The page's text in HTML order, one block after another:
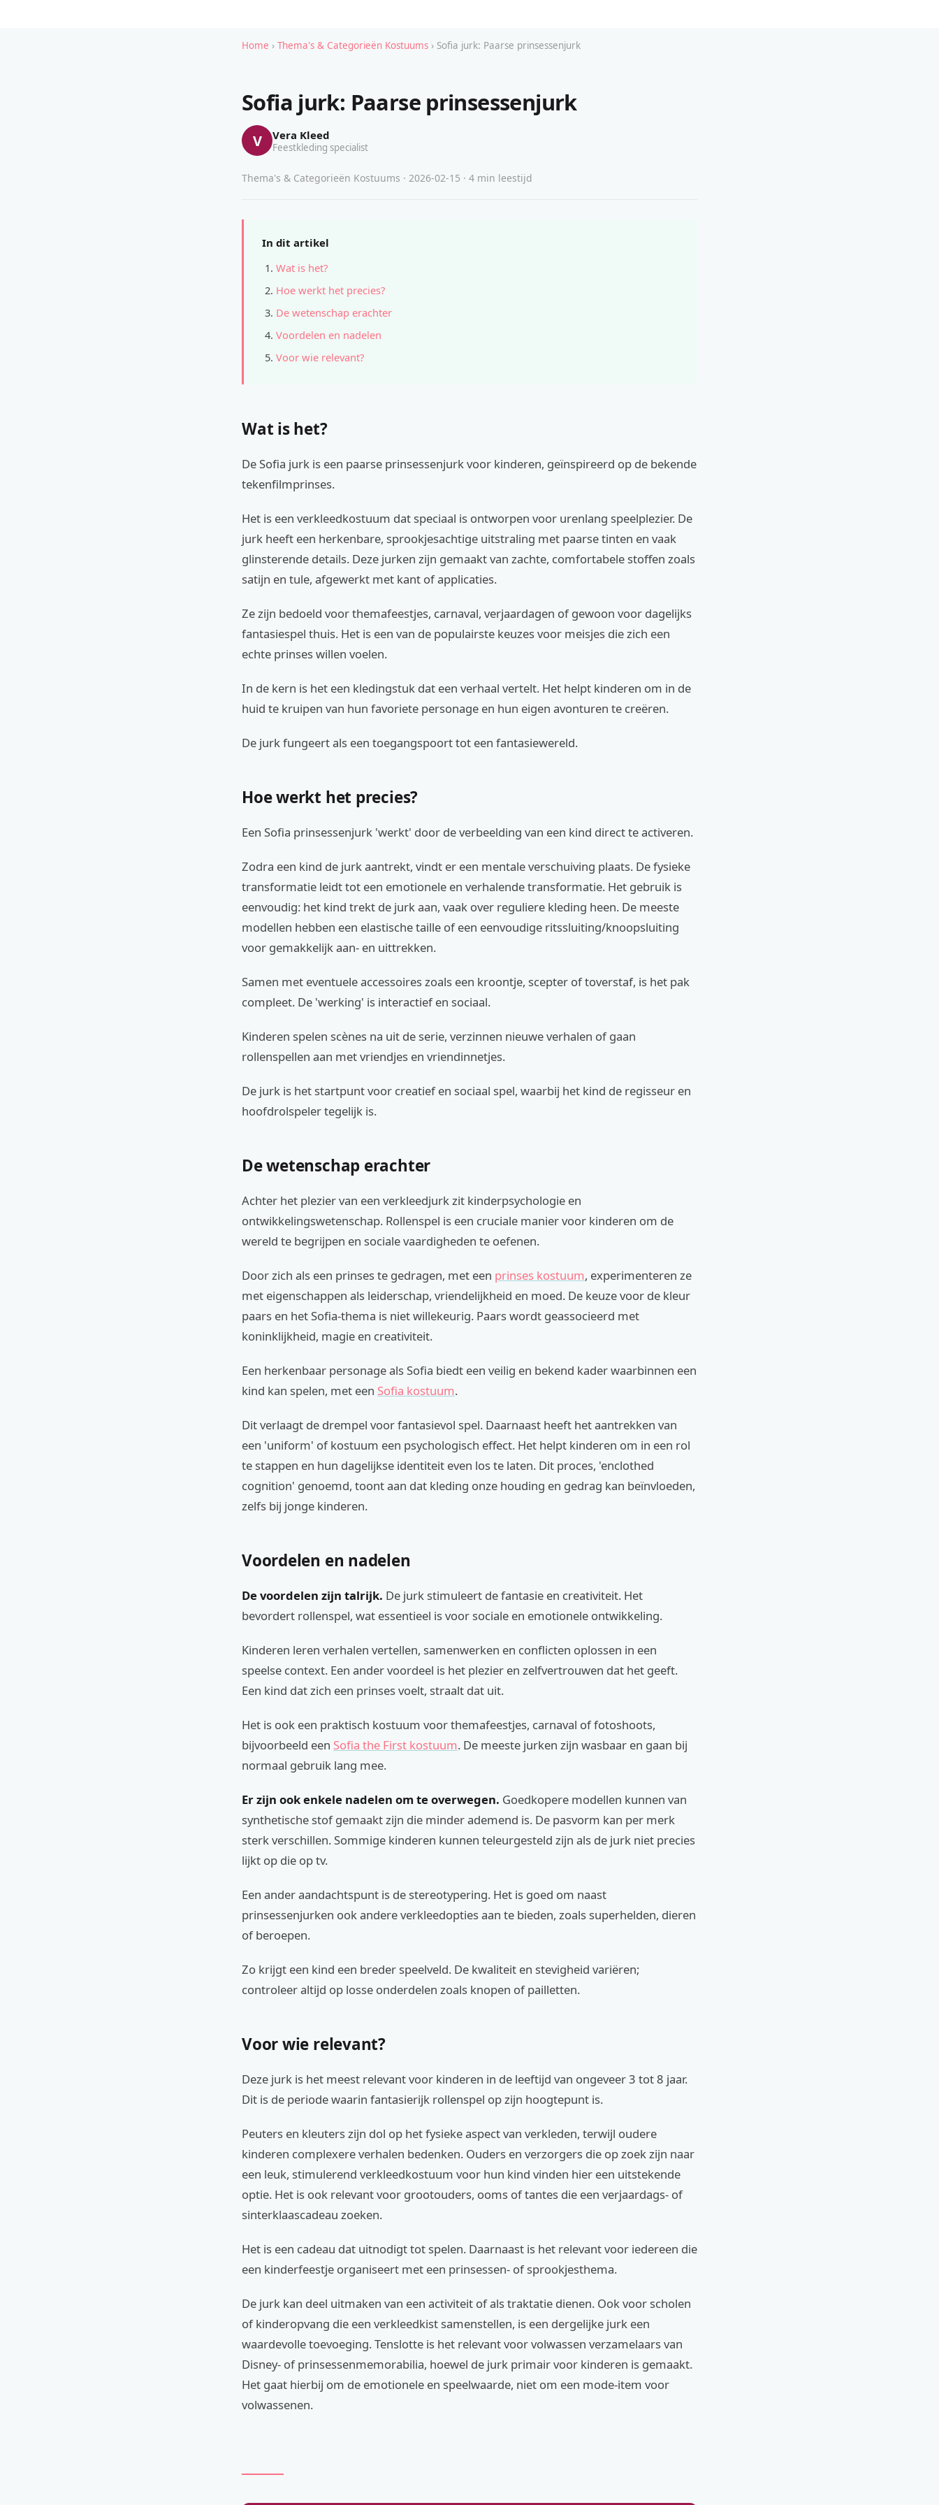
Home › Thema's & Categorieën Kostuums › Sofia jurk: Paarse prinsessenjurk
Sofia jurk: Paarse prinsessenjurk
V Vera Kleed
Feestkleding specialist
Thema's & Categorieën Kostuums · 2026-02-15 · 4 min leestijd
In dit artikel
Wat is het?
Hoe werkt het precies?
De wetenschap erachter
Voordelen en nadelen
Voor wie relevant?
Wat is het?
De Sofia jurk is een paarse prinsessenjurk voor kinderen, geïnspireerd op de bekende
tekenfilmprinses.
Het is een verkleedkostuum dat speciaal is ontworpen voor urenlang speelplezier. De
jurk heeft een herkenbare, sprookjesachtige uitstraling met paarse tinten en vaak
glinsterende details. Deze jurken zijn gemaakt van zachte, comfortabele stoffen zoals
satijn en tule, afgewerkt met kant of applicaties.
Ze zijn bedoeld voor themafeestjes, carnaval, verjaardagen of gewoon voor dagelijks
fantasiespel thuis. Het is een van de populairste keuzes voor meisjes die zich een
echte prinses willen voelen.
In de kern is het een kledingstuk dat een verhaal vertelt. Het helpt kinderen om in de
huid te kruipen van hun favoriete personage en hun eigen avonturen te creëren.
De jurk fungeert als een toegangspoort tot een fantasiewereld.
Hoe werkt het precies?
Een Sofia prinsessenjurk 'werkt' door de verbeelding van een kind direct te activeren.
Zodra een kind de jurk aantrekt, vindt er een mentale verschuiving plaats. De fysieke
transformatie leidt tot een emotionele en verhalende transformatie. Het gebruik is
eenvoudig: het kind trekt de jurk aan, vaak over reguliere kleding heen. De meeste
modellen hebben een elastische taille of een eenvoudige ritssluiting/knoopsluiting
voor gemakkelijk aan- en uittrekken.
Samen met eventuele accessoires zoals een kroontje, scepter of toverstaf, is het pak
compleet. De 'werking' is interactief en sociaal.
Kinderen spelen scènes na uit de serie, verzinnen nieuwe verhalen of gaan
rollenspellen aan met vriendjes en vriendinnetjes.
De jurk is het startpunt voor creatief en sociaal spel, waarbij het kind de regisseur en
hoofdrolspeler tegelijk is.
De wetenschap erachter
Achter het plezier van een verkleedjurk zit kinderpsychologie en
ontwikkelingswetenschap. Rollenspel is een cruciale manier voor kinderen om de
wereld te begrijpen en sociale vaardigheden te oefenen.
Door zich als een prinses te gedragen, met een prinses kostuum, experimenteren ze
met eigenschappen als leiderschap, vriendelijkheid en moed. De keuze voor de kleur
paars en het Sofia-thema is niet willekeurig. Paars wordt geassocieerd met
koninklijkheid, magie en creativiteit.
Een herkenbaar personage als Sofia biedt een veilig en bekend kader waarbinnen een
kind kan spelen, met een Sofia kostuum.
Dit verlaagt de drempel voor fantasievol spel. Daarnaast heeft het aantrekken van
een 'uniform' of kostuum een psychologisch effect. Het helpt kinderen om in een rol
te stappen en hun dagelijkse identiteit even los te laten. Dit proces, 'enclothed
cognition' genoemd, toont aan dat kleding onze houding en gedrag kan beïnvloeden,
zelfs bij jonge kinderen.
Voordelen en nadelen
De voordelen zijn talrijk. De jurk stimuleert de fantasie en creativiteit. Het
bevordert rollenspel, wat essentieel is voor sociale en emotionele ontwikkeling.
Kinderen leren verhalen vertellen, samenwerken en conflicten oplossen in een
speelse context. Een ander voordeel is het plezier en zelfvertrouwen dat het geeft.
Een kind dat zich een prinses voelt, straalt dat uit.
Het is ook een praktisch kostuum voor themafeestjes, carnaval of fotoshoots,
bijvoorbeeld een Sofia the First kostuum. De meeste jurken zijn wasbaar en gaan bij
normaal gebruik lang mee.
Er zijn ook enkele nadelen om te overwegen. Goedkopere modellen kunnen van
synthetische stof gemaakt zijn die minder ademend is. De pasvorm kan per merk
sterk verschillen. Sommige kinderen kunnen teleurgesteld zijn als de jurk niet precies
lijkt op die op tv.
Een ander aandachtspunt is de stereotypering. Het is goed om naast
prinsessenjurken ook andere verkleedopties aan te bieden, zoals superhelden, dieren
of beroepen.
Zo krijgt een kind een breder speelveld. De kwaliteit en stevigheid variëren;
controleer altijd op losse onderdelen zoals knopen of pailletten.
Voor wie relevant?
Deze jurk is het meest relevant voor kinderen in de leeftijd van ongeveer 3 tot 8 jaar.
Dit is de periode waarin fantasierijk rollenspel op zijn hoogtepunt is.
Peuters en kleuters zijn dol op het fysieke aspect van verkleden, terwijl oudere
kinderen complexere verhalen bedenken. Ouders en verzorgers die op zoek zijn naar
een leuk, stimulerend verkleedkostuum voor hun kind vinden hier een uitstekende
optie. Het is ook relevant voor grootouders, ooms of tantes die een verjaardags- of
sinterklaascadeau zoeken.
Het is een cadeau dat uitnodigt tot spelen. Daarnaast is het relevant voor iedereen die
een kinderfeestje organiseert met een prinsessen- of sprookjesthema.
De jurk kan deel uitmaken van een activiteit of als traktatie dienen. Ook voor scholen
of kinderopvang die een verkleedkist samenstellen, is een dergelijke jurk een
waardevolle toevoeging. Tenslotte is het relevant voor volwassen verzamelaars van
Disney- of prinsessenmemorabilia, hoewel de jurk primair voor kinderen is gemaakt.
Het gaat hierbij om de emotionele en speelwaarde, niet om een mode-item voor
volwassenen.